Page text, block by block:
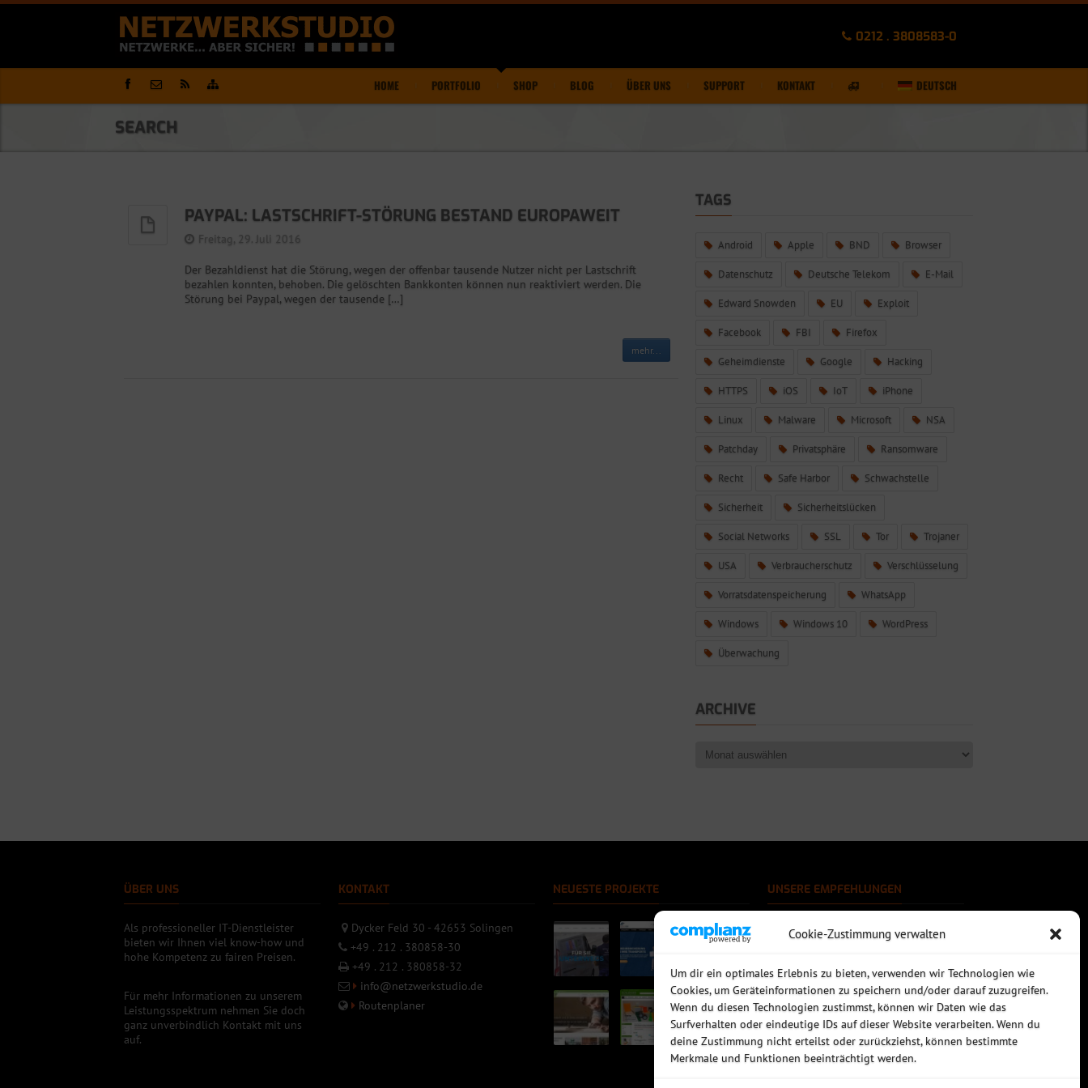
Cookie-Zustimmung verwalten
Um dir ein optimales Erlebnis zu bieten, verwenden wir Technologien wie
Cookies, um Geräteinformationen zu speichern und/oder darauf zuzugreifen.
Wenn du diesen Technologien zustimmst, können wir Daten wie das
Surfverhalten oder eindeutige IDs auf dieser Website verarbeiten. Wenn du
deine Zustimmung nicht erteilst oder zurückziehst, können bestimmte
Merkmale und Funktionen beeinträchtigt werden.
0212 . 3808583-0
HOME PORTFOLIO SHOP BLOG ÜBER UNS SUPPORT KONTAKT DEUTSCH
SEARCH
PAYPAL: LASTSCHRIFT-STÖRUNG BESTAND EUROPAWEIT
Freitag, 29. Juli 2016
Der Bezahldienst hat die Störung, wegen der offenbar tausende Nutzer nicht per Lastschrift
bezahlen konnten, behoben. Die gelöschten Bankkonten können nun reaktiviert werden. Die
Störung bei Paypal, wegen der tausende […]
mehr...
TAGS
Android Apple BND Browser
Datenschutz Deutsche Telekom E-Mail
Edward Snowden EU Exploit
Facebook FBI Firefox
Geheimdienste Google Hacking
HTTPS iOS IoT iPhone
Linux Malware Microsoft NSA
Patchday Privatsphäre Ransomware
Recht Safe Harbor Schwachstelle
Sicherheit Sicherheitslücken
Social Networks SSL Tor Trojaner
USA Verbraucherschutz Verschlüsselung
Vorratsdatenspeicherung WhatsApp
Windows Windows 10 WordPress
Überwachung
ARCHIVE
ÜBER UNS
Als professioneller IT-Dienstleister
bieten wir Ihnen viel know-how und
hohe Kompetenz zu fairen Preisen.
Für mehr Informationen zu unserem
Leistungsspektrum nehmen Sie doch
ganz unverbindlich Kontakt mit uns
auf.
KONTAKT
Dycker Feld 30 - 42653 Solingen
+49 . 212 . 380858-30
+49 . 212 . 380858-32
info@netzwerkstudio.de
Routenplaner
NEUESTE PROJEKTE UNSERE EMPFEHLUNGEN
Rechtssichere Email-Archivierung
MDaemon Mail- & Groupwareserver
Sophos UTM - Mehr als eine Firewall